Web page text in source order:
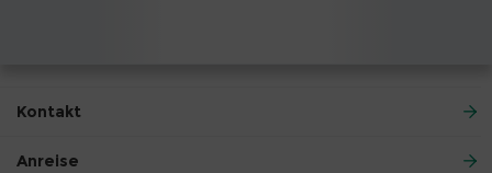
Kontakt
Anreise